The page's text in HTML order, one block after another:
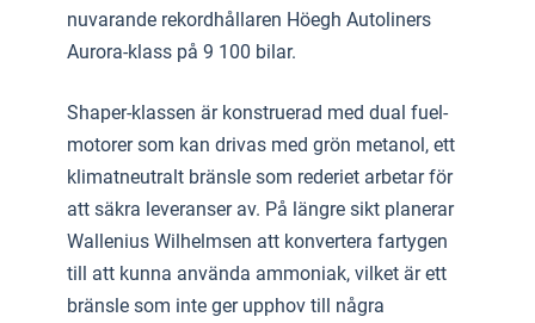
nuvarande rekordhållaren Höegh Autoliners
Aurora-klass på 9 100 bilar.
Shaper-klassen är konstruerad med dual fuel-
motorer som kan drivas med grön metanol, ett
klimatneutralt bränsle som rederiet arbetar för
att säkra leveranser av. På längre sikt planerar
Wallenius Wilhelmsen att konvertera fartygen
till att kunna använda ammoniak, vilket är ett
bränsle som inte ger upphov till några